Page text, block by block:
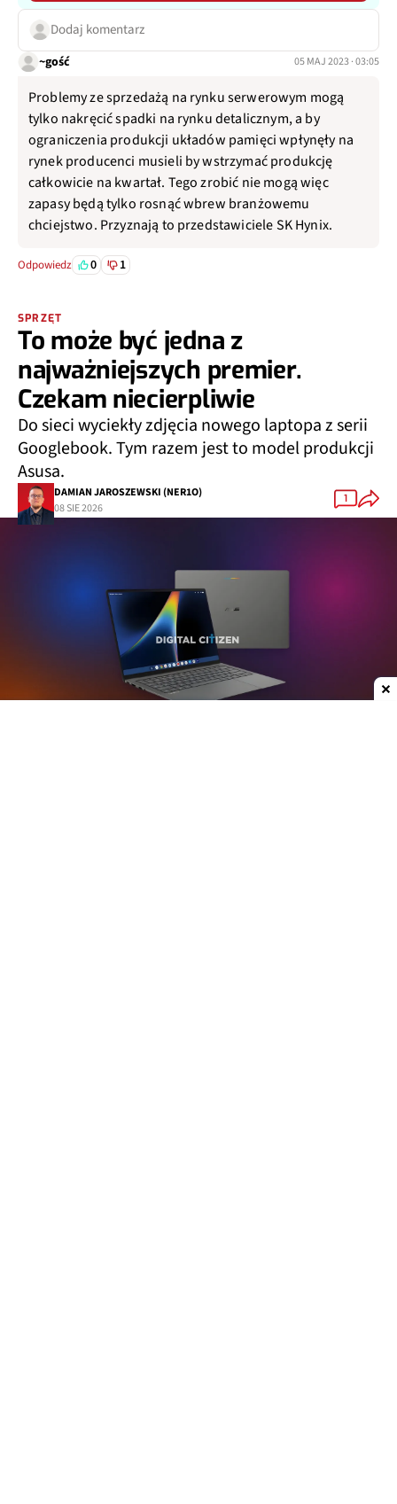
Dodaj komentarz
~gość 05 MAJ 2023 · 03:05
Problemy ze sprzedażą na rynku serwerowym mogą
tylko nakręcić spadki na rynku detalicznym, a by
ograniczenia produkcji układów pamięci wpłynęły na
rynek producenci musieli by wstrzymać produkcję
całkowicie na kwartał. Tego zrobić nie mogą więc
zapasy będą tylko rosnąć wbrew branżowemu
chciejstwo. Przyznają to przedstawiciele SK Hynix.
Odpowiedz 0 1
SPRZĘT
To może być jedna z
najważniejszych premier.
Czekam niecierpliwie
Do sieci wyciekły zdjęcia nowego laptopa z serii
Googlebook. Tym razem jest to model produkcji
Asusa.
DAMIAN JAROSZEWSKI (NER1O)
08 SIE 2026
1